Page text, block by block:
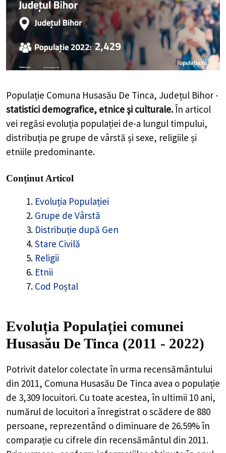
Populație Comuna Husasău De Tinca, Județul Bihor -
statistici demografice, etnice și culturale.În articol
vei regăsi evoluția populației de-a lungul timpului,
distribuția pe grupe de vârstă și sexe, religiile și
etniile predominante.
Conținut Articol
Evoluția Populației
Grupe de Vârstă
Distribuție după Gen
Stare Civilă
Religii
Etnii
Cod Poștal
Evoluția Populației comunei
Husasău De Tinca (2011 - 2022)
Potrivit datelor colectate în urma recensământului
din 2011, Comuna Husasău De Tinca avea o populație
de 3,309 locuitori. Cu toate acestea, în ultimii 10 ani,
numărul de locuitori a înregistrat oscădere de 880
persoane, reprezentând o diminuare de 26.59%în
comparație cu cifrele din recensământul din 2011.